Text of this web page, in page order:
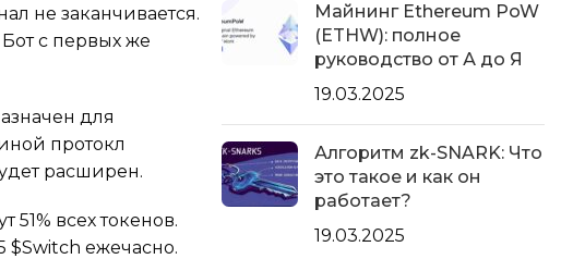
не заканчивается.
с первых же
для
протокл
расширен.
всех токенов.
$Switch ежечасно.
Майнинг Ethereum PoW
(ETHW): полное
руководство от А до Я
19.03.2025
Алгоритм zk-SNARK: Что
это такое и как он
работает?
19.03.2025